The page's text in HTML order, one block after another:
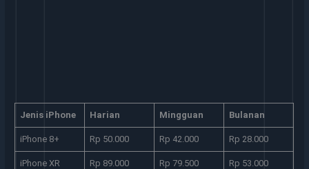
Jenis iPhone Harian Mingguan Bulanan
iPhone 8+ Rp 50.000 Rp 42.000 Rp 28.000
iPhone XR Rp 89.000 Rp 79.500 Rp 53.000